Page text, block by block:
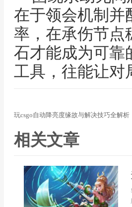
在于领会机制并
率，在承伤节点
石才能成为可靠
工具，往能让对
玩csgo自动降亮度缘故与解决技巧全解析
相关文章